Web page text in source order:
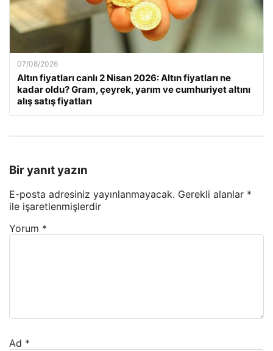
07/08/2026
Altın fiyatları canlı 2 Nisan 2026: Altın fiyatları ne
kadar oldu? Gram, çeyrek, yarım ve cumhuriyet altını
alış satış fiyatları
Bir yanıt yazın
E-posta adresiniz yayınlanmayacak. Gerekli alanlar *
ile işaretlenmişlerdir
Yorum *
Ad *